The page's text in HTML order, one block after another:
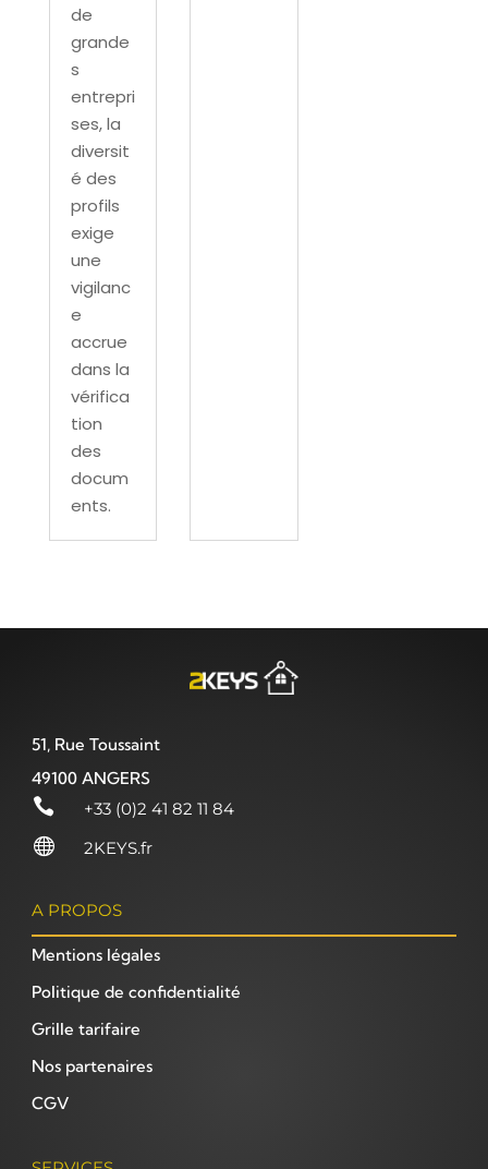
de
grande
s
entrepri
ses, la
diversit
é des
profils
exige
une
vigilanc
e
accrue
dans la
vérifica
tion
des
docum
ents.
51, Rue Toussaint
49100 ANGERS
 +33 (0)2 41 82 11 84
 2KEYS.fr
A PROPOS
Mentions légales
Politique de confidentialité
Grille tarifaire
Nos partenaires
CGV